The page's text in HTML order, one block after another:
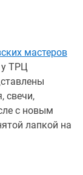
мастеров
у ТРЦ
свечи,
с новым
лапкой на